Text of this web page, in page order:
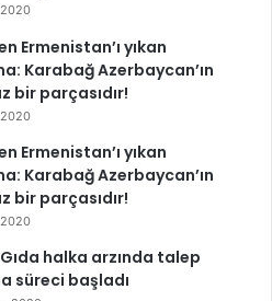
2020
Ermenistan’ı yıkan
Karabağ Azerbaycan’ın
bir parçasıdır!
2020
Ermenistan’ı yıkan
Karabağ Azerbaycan’ın
bir parçasıdır!
2020
halka arzında talep
süreci başladı